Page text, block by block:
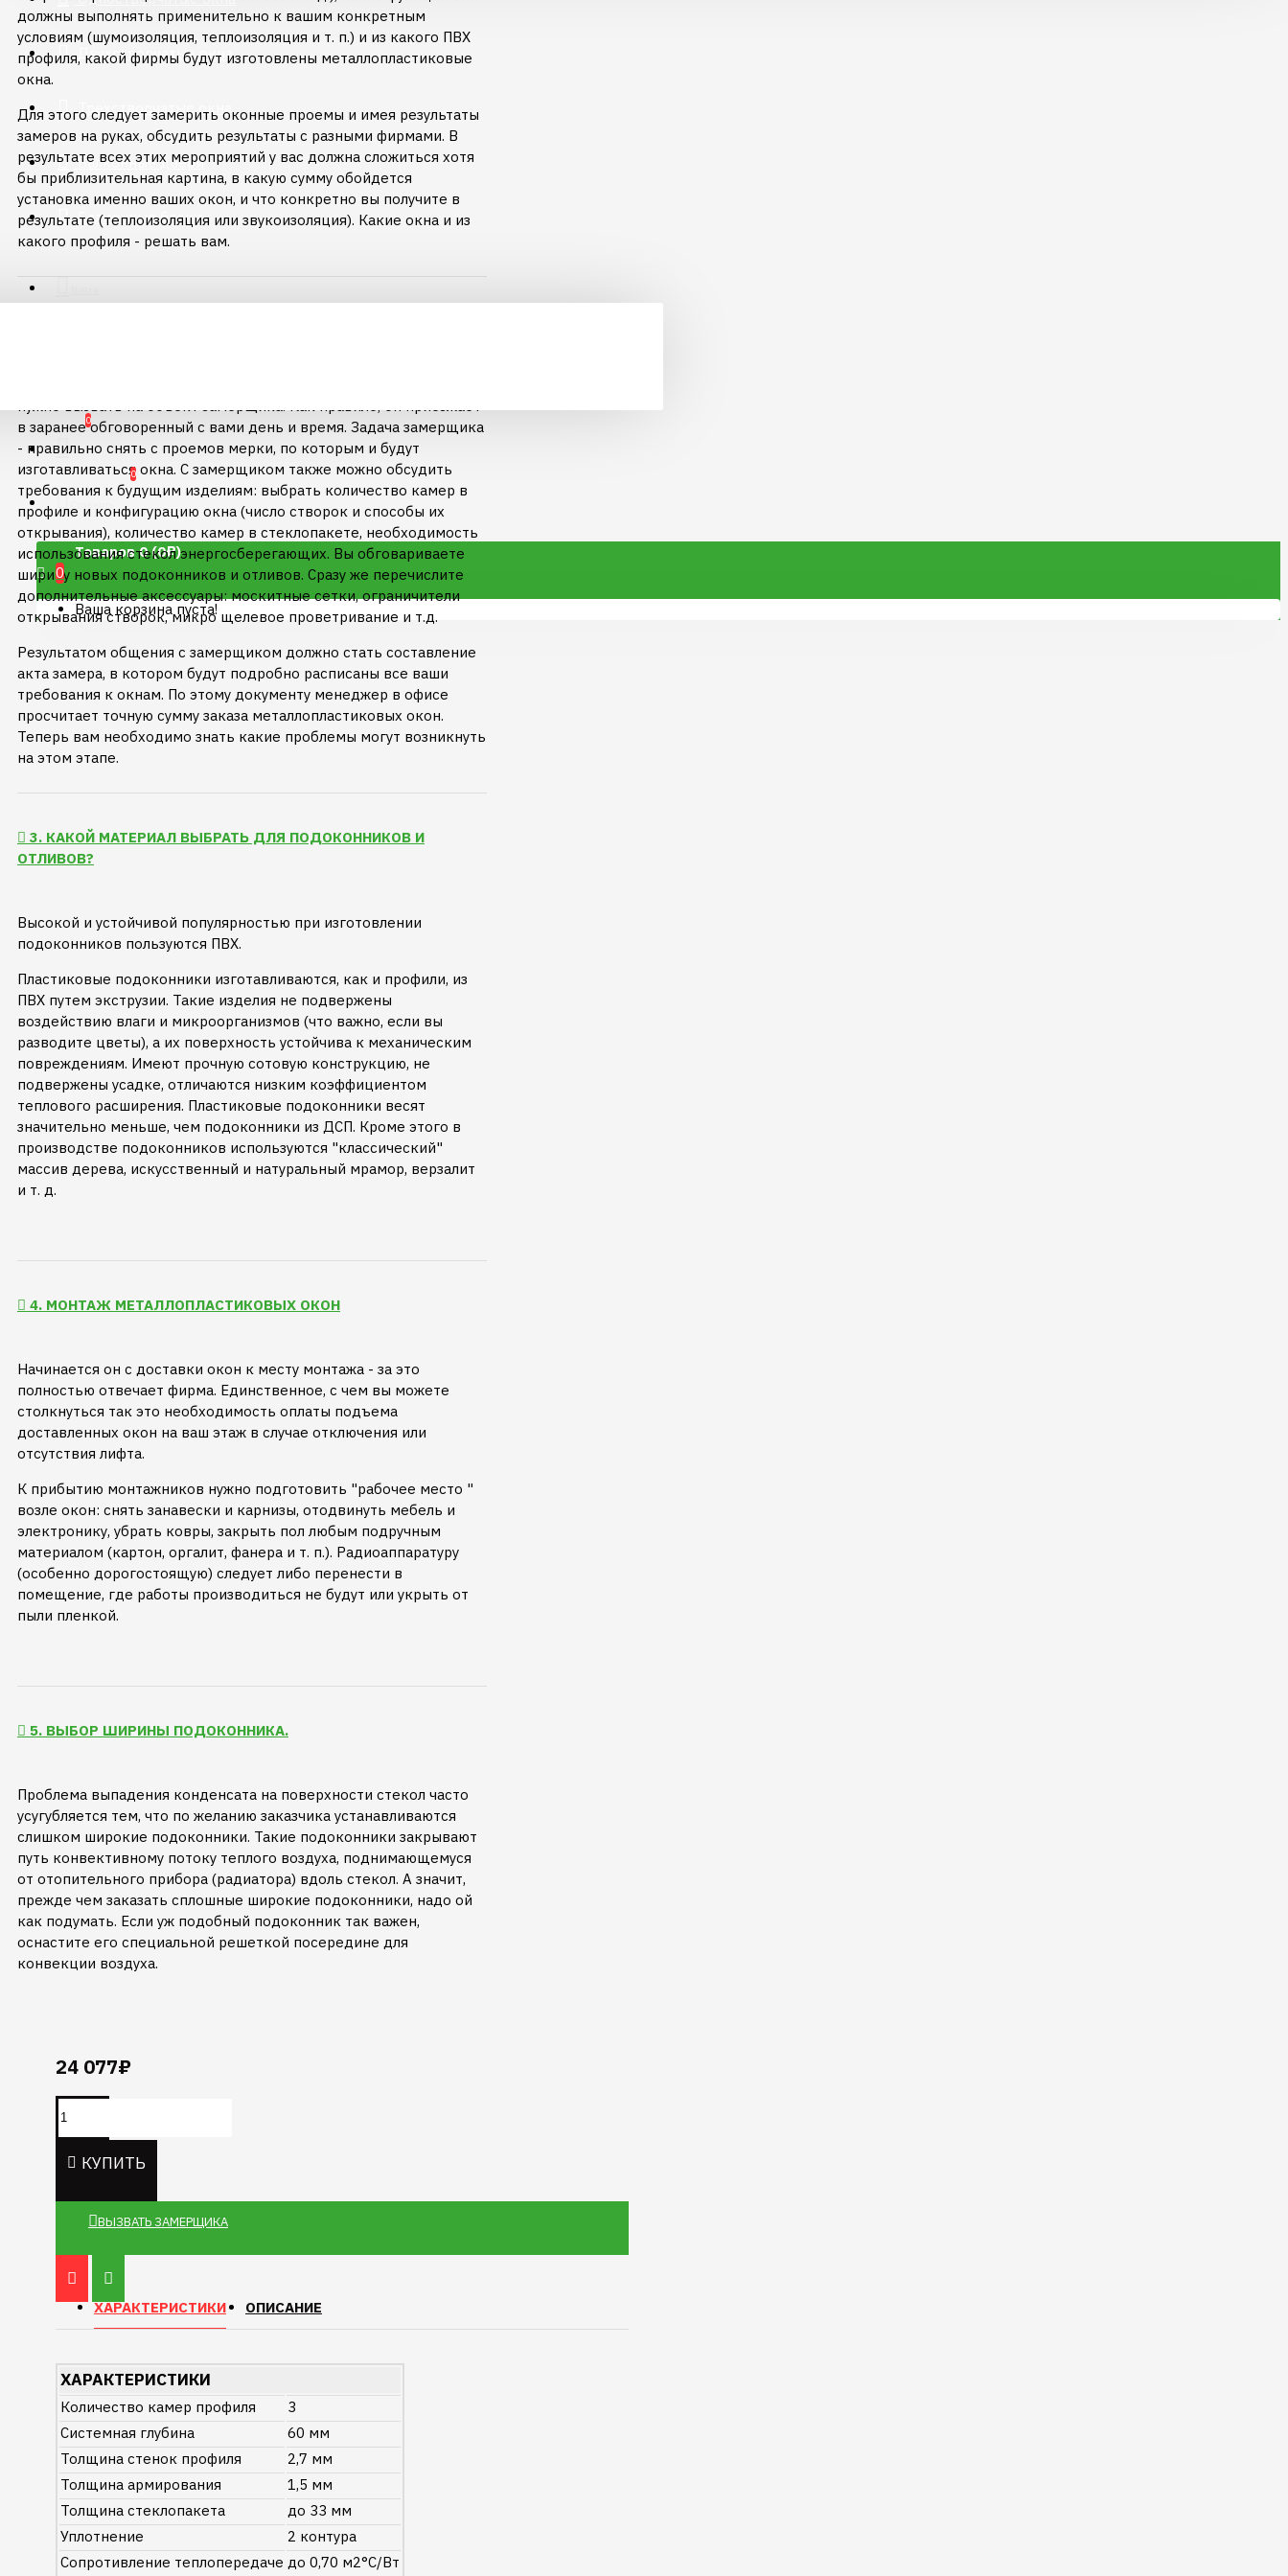
Двухстворчатые окна
Трехстворчатые окна
Балконные двери
Балконные блоки
0
0
Товаров 0 (0₽)
0
Ваша корзина пуста!
должны выполнять применительно к вашим конкретным
условиям (шумоизоляция, теплоизоляция и т. п.) и из какого ПВХ
профиля, какой фирмы будут изготовлены металлопластиковые
окна.
Для этого следует замерить оконные проемы и имея результаты
замеров на руках, обсудить результаты с разными фирмами. В
результате всех этих мероприятий у вас должна сложиться хотя
бы приблизительная картина, в какую сумму обойдется
установка именно ваших окон, и что конкретно вы получите в
результате (теплоизоляция или звукоизоляция). Какие окна и из
какого профиля - решать вам.
нужно вызвать на объект замерщика. Как правило, он приезжает
в заранее обговоренный с вами день и время. Задача замерщика
- правильно снять с проемов мерки, по которым и будут
изготавливаться окна. С замерщиком также можно обсудить
требования к будущим изделиям: выбрать количество камер в
профиле и конфигурацию окна (число створок и способы их
открывания), количество камер в стеклопакете, необходимость
использования стекол энергосберегающих. Вы обговариваете
ширину новых подоконников и отливов. Сразу же перечислите
дополнительные аксессуары: москитные сетки, ограничители
открывания створок, микро щелевое проветривание и т.д.
Результатом общения с замерщиком должно стать составление
акта замера, в котором будут подробно расписаны все ваши
требования к окнам. По этому документу менеджер в офисе
просчитает точную сумму заказа металлопластиковых окон.
Теперь вам необходимо знать какие проблемы могут возникнуть
на этом этапе.
3. КАКОЙ МАТЕРИАЛ ВЫБРАТЬ ДЛЯ ПОДОКОННИКОВ И
ОТЛИВОВ?
Высокой и устойчивой популярностью при изготовлении
подоконников пользуются ПВХ.
Пластиковые подоконники изготавливаются, как и профили, из
ПВХ путем экструзии. Такие изделия не подвержены
воздействию влаги и микроорганизмов (что важно, если вы
разводите цветы), а их поверхность устойчива к механическим
повреждениям. Имеют прочную сотовую конструкцию, не
подвержены усадке, отличаются низким коэффициентом
теплового расширения. Пластиковые подоконники весят
значительно меньше, чем подоконники из ДСП. Кроме этого в
производстве подоконников используются "классический"
массив дерева, искусственный и натуральный мрамор, верзалит
и т. д.
4. МОНТАЖ МЕТАЛЛОПЛАСТИКОВЫХ ОКОН
Начинается он с доставки окон к месту монтажа - за это
полностью отвечает фирма. Единственное, с чем вы можете
столкнуться так это необходимость оплаты подъема
доставленных окон на ваш этаж в случае отключения или
отсутствия лифта.
К прибытию монтажников нужно подготовить "рабочее место "
возле окон: снять занавески и карнизы, отодвинуть мебель и
электронику, убрать ковры, закрыть пол любым подручным
материалом (картон, оргалит, фанера и т. п.). Радиоаппаратуру
(особенно дорогостоящую) следует либо перенести в
помещение, где работы производиться не будут или укрыть от
пыли пленкой.
5. ВЫБОР ШИРИНЫ ПОДОКОННИКА.
Проблема выпадения конденсата на поверхности стекол часто
усугубляется тем, что по желанию заказчика устанавливаются
слишком широкие подоконники. Такие подоконники закрывают
путь конвективному потоку теплого воздуха, поднимающемуся
от отопительного прибора (радиатора) вдоль стекол. А значит,
прежде чем заказать сплошные широкие подоконники, надо ой
как подумать. Если уж подобный подоконник так важен,
оснастите его специальной решеткой посередине для
конвекции воздуха.
24 077₽
КУПИТЬ
ВЫЗВАТЬ ЗАМЕРЩИКА
ХАРАКТЕРИСТИКИ ОПИСАНИЕ
ХАРАКТЕРИСТИКИ
Количество камер профиля
3
Системная глубина
60 мм
Толщина стенок профиля
2,7 мм
Толщина армирования
1,5 мм
Толщина стеклопакета
до 33 мм
Уплотнение
2 контура
Сопротивление теплопередаче до 0,70 м2°C/Вт